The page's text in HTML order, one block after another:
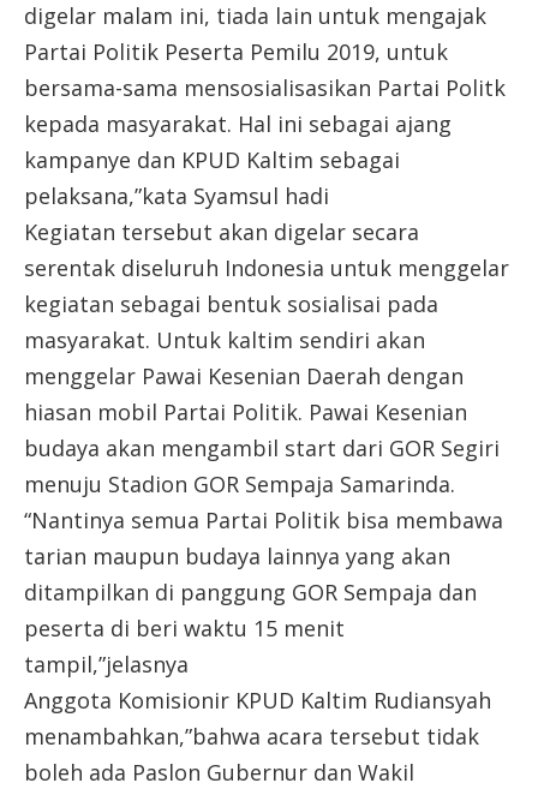
digelar malam ini, tiada lain untuk mengajak
Partai Politik Peserta Pemilu 2019, untuk
bersama-sama mensosialisasikan Partai Politk
kepada masyarakat. Hal ini sebagai ajang
kampanye dan KPUD Kaltim sebagai
pelaksana,”kata Syamsul hadi
Kegiatan tersebut akan digelar secara
serentak diseluruh Indonesia untuk menggelar
kegiatan sebagai bentuk sosialisai pada
masyarakat. Untuk kaltim sendiri akan
menggelar Pawai Kesenian Daerah dengan
hiasan mobil Partai Politik. Pawai Kesenian
budaya akan mengambil start dari GOR Segiri
menuju Stadion GOR Sempaja Samarinda.
“Nantinya semua Partai Politik bisa membawa
tarian maupun budaya lainnya yang akan
ditampilkan di panggung GOR Sempaja dan
peserta di beri waktu 15 menit
tampil,”jelasnya
Anggota Komisionir KPUD Kaltim Rudiansyah
menambahkan,”bahwa acara tersebut tidak
boleh ada Paslon Gubernur dan Wakil